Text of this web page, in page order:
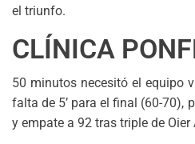
el triunfo.
CLÍNICA
50 minutos necesitó el equipo
falta de 5’ para el final (60-70),
y empate a 92 tras triple de